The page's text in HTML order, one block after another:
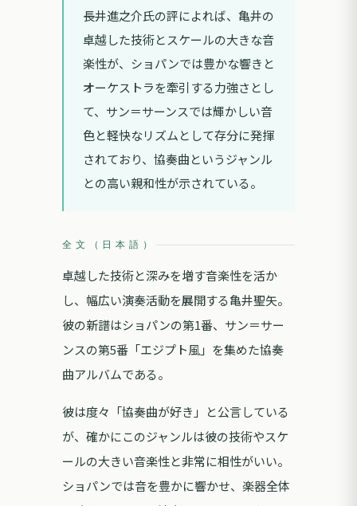
長井進之介氏の評によれば、亀井の
卓越した技術とスケールの大きな音
楽性が、ショパンでは豊かな響きと
オーケストラを牽引する力強さとし
て、サン＝サーンスでは輝かしい音
色と軽快なリズムとして存分に発揮
されており、協奏曲というジャンル
との高い親和性が示されている。
全文（日本語）
卓越した技術と深みを増す音楽性を活か
し、幅広い演奏活動を展開する亀井聖矢。
彼の新譜はショパンの第1番、サン＝サー
ンスの第5番「エジプト風」を集めた協奏
曲アルバムである。
彼は度々「協奏曲が好き」と公言している
が、確かにこのジャンルは彼の技術やスケ
ールの大きい音楽性と非常に相性がいい。
ショパンでは音を豊かに響かせ、楽器全体